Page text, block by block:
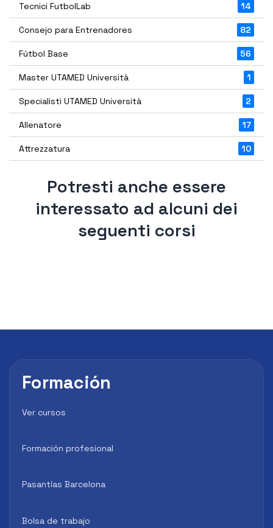
Tecnici FutbolLab 14
Consejo para Entrenadores 82
Fútbol Base 56
Master UTAMED Università 1
Specialisti UTAMED Università 2
Allenatore 17
Attrezzatura 10
Potresti anche essere
interessato ad alcuni dei
seguenti corsi
Formación
Ver cursos
Formación profesional
Pasantías Barcelona
Bolsa de trabajo